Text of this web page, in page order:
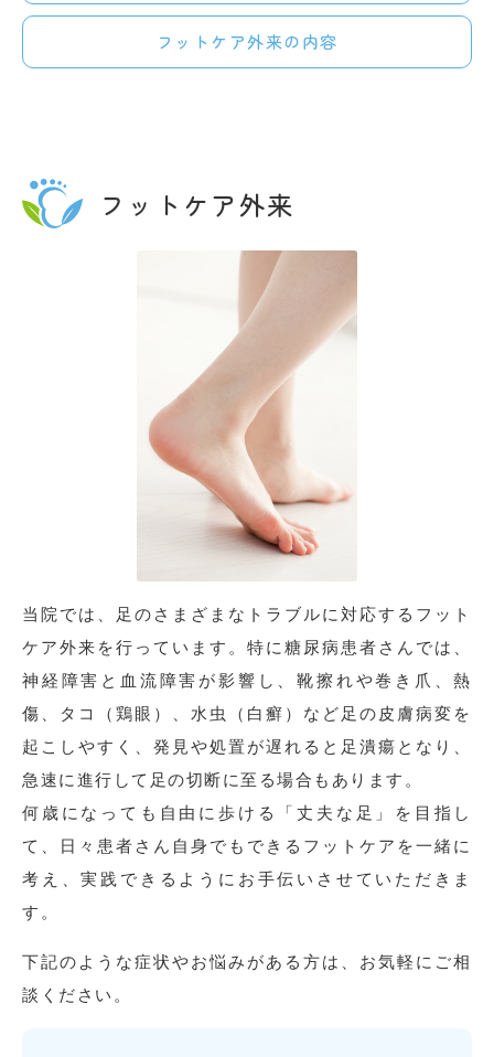
フットケア外来の内容
フットケア外来
当院では、足のさまざまなトラブルに対応するフット
ケア外来を行っています。特に糖尿病患者さんでは、
神経障害と血流障害が影響し、靴擦れや巻き爪、熱
傷、タコ（鶏眼）、水虫（白癬）など足の皮膚病変を
起こしやすく、発見や処置が遅れると足潰瘍となり、
急速に進行して足の切断に至る場合もあります。
何歳になっても自由に歩ける「丈夫な足」を目指し
て、日々患者さん自身でもできるフットケアを一緒に
考え、実践できるようにお手伝いさせていただきま
す。
下記のような症状やお悩みがある方は、お気軽にご相
談ください。